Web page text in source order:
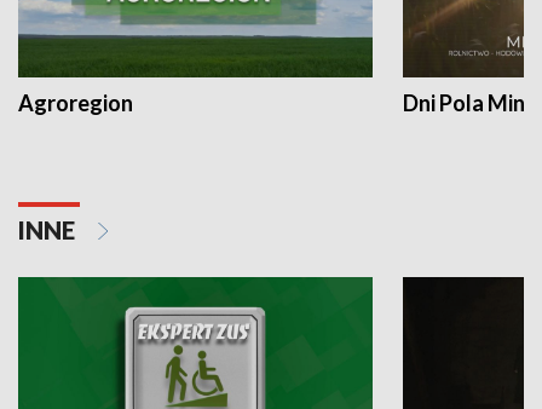
Agroregion Dni Pola
INNE